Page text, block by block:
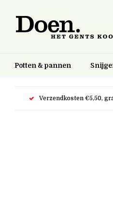
Potten & pannen
Verzendkosten €5,50,